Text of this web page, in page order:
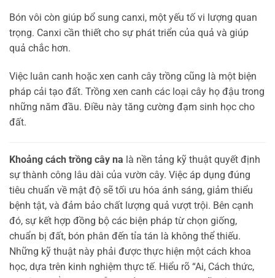
Bón vôi còn giúp bổ sung canxi, một yếu tố vi lượng quan
trọng. Canxi cần thiết cho sự phát triển của quả và giúp
quả chắc hơn.
Việc luân canh hoặc xen canh cây trồng cũng là một biện
pháp cải tạo đất. Trồng xen canh các loại cây họ đậu trong
những năm đầu. Điều này tăng cường đạm sinh học cho
đất.
Khoảng cách trồng cây na là nền tảng kỹ thuật quyết định
sự thành công lâu dài của vườn cây. Việc áp dụng đúng
tiêu chuẩn về mật độ sẽ tối ưu hóa ánh sáng, giảm thiểu
bệnh tật, và đảm bảo chất lượng quả vượt trội. Bên cạnh
đó, sự kết hợp đồng bộ các biện pháp từ chọn giống,
chuẩn bị đất, bón phân đến tỉa tán là không thể thiếu.
Những kỹ thuật này phải được thực hiện một cách khoa
học, dựa trên kinh nghiệm thực tế. Hiểu rõ “Ai, Cách thức,